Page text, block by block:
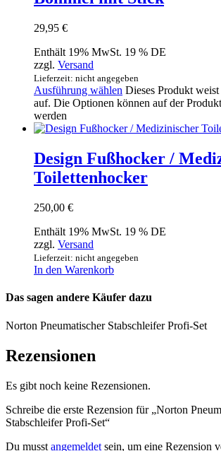
29,95 €
Enthält 19% MwSt. 19 % DE
zzgl. Versand
Lieferzeit: nicht angegeben
Ausführung wählen Dieses Produkt
auf. Die Optionen können auf der
werden
Design Fußhocker /
Toilettenhocker
250,00 €
Enthält 19% MwSt. 19 % DE
zzgl. Versand
Lieferzeit: nicht angegeben
In den Warenkorb
Das sagen andere Käufer dazu
Norton Pneumatischer Stabschleifer Profi-Set
Rezensionen
Es gibt noch keine Rezensionen.
Schreibe die erste Rezension für „Norton
Stabschleifer Profi-Set“
Du musst angemeldet sein, um eine Rezension